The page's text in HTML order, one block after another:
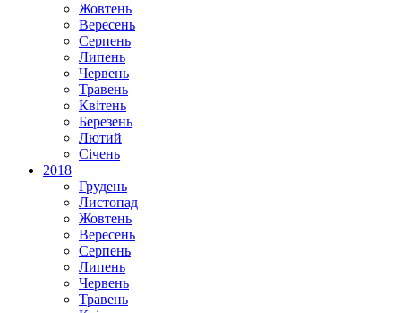
Жовтень
Вересень
Серпень
Липень
Червень
Травень
Квітень
Березень
Лютий
Січень
2018
Грудень
Листопад
Жовтень
Вересень
Серпень
Липень
Червень
Травень